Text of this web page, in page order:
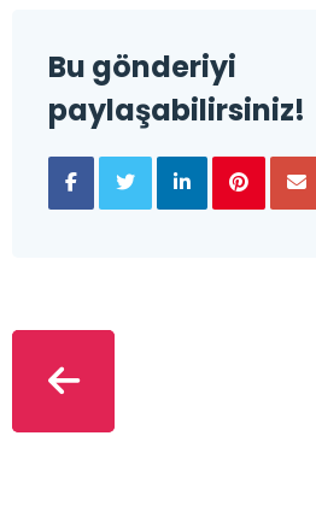
Bu gönderiyi
paylaşabilirsiniz!